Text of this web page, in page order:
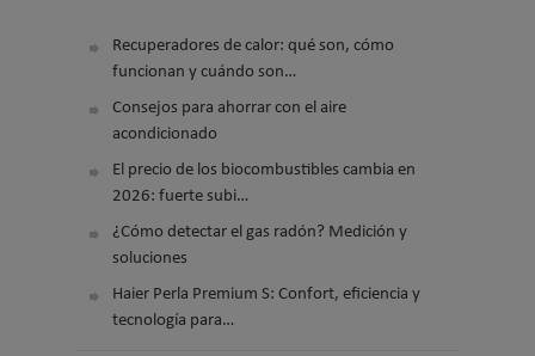
Recuperadores de calor: qué son, cómo
funcionan y cuándo son…
Consejos para ahorrar con el aire
acondicionado
El precio de los biocombustibles cambia en
2026: fuerte subi…
¿Cómo detectar el gas radón? Medición y
soluciones
Haier Perla Premium S: Confort, eficiencia y
tecnología para…